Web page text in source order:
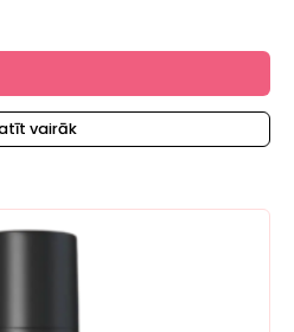
vairāk